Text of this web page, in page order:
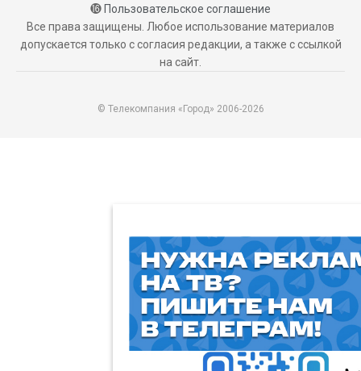
⓰ Пользовательское соглашение
Все права защищены. Любое использование материалов
допускается только с согласия редакции, а также с ссылкой
на сайт.
© Телекомпания «Город» 2006-2026